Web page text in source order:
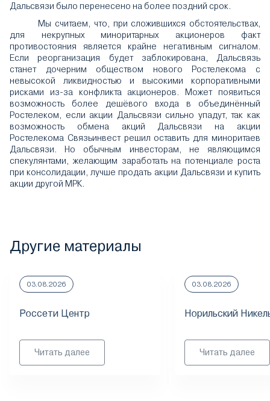
Дальсвязи было перенесено на более поздний срок.
Мы считаем, что, при сложившихся обстоятельствах,
для некрупных миноритарных акционеров факт
противостояния является крайне негативным сигналом.
Если реорганизация будет заблокирована, Дальсвязь
станет дочерним обществом нового Ростелекома с
невысокой ликвидностью и высокими корпоративными
рисками из-за конфликта акционеров. Может появиться
возможность более дешёвого входа в объединённый
Ростелеком, если акции Дальсвязи сильно упадут, так как
возможность обмена акций Дальсвязи на акции
Ростелекома Связьинвест решил оставить для миноритаев
Дальсвязи. Но обычным инвесторам, не являющимся
спекулянтами, желающим заработать на потенциале роста
при консолидации, лучше продать акции Дальсвязи и купить
акции другой МРК.
Другие материалы
03.08.2026
Россети Центр
Читать далее
03.08.2026
Норильский
Читать далее